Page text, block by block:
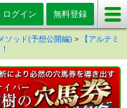
ログイン 無料登録
ソッド(予想公開編) >
【アルテミ